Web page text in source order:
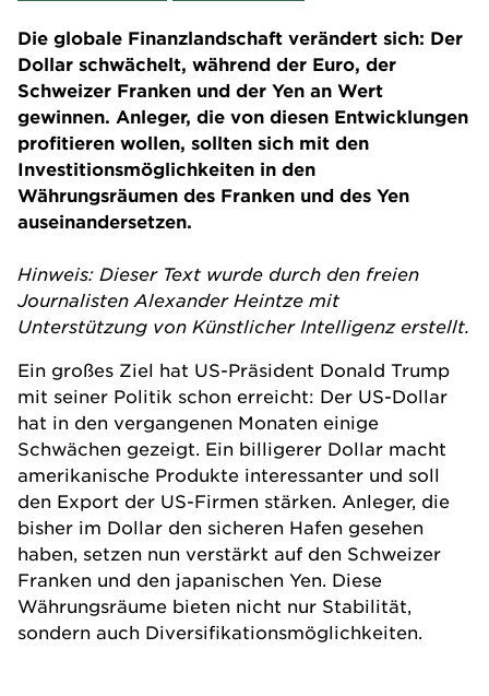
Die globale Finanzlandschaft verändert sich: Der
Dollar schwächelt, während der Euro, der
Schweizer Franken und der Yen an Wert
gewinnen. Anleger, die von diesen Entwicklungen
profitieren wollen, sollten sich mit den
Investitionsmöglichkeiten in den
Währungsräumen des Franken und des Yen
auseinandersetzen.
Hinweis: Dieser Text wurde durch den freien
Journalisten Alexander Heintze mit
Unterstützung von Künstlicher Intelligenz erstellt.
Ein großes Ziel hat US-Präsident Donald Trump
mit seiner Politik schon erreicht: Der US-Dollar
hat in den vergangenen Monaten einige
Schwächen gezeigt. Ein billigerer Dollar macht
amerikanische Produkte interessanter und soll
den Export der US-Firmen stärken. Anleger, die
bisher im Dollar den sicheren Hafen gesehen
haben, setzen nun verstärkt auf den Schweizer
Franken und den japanischen Yen. Diese
Währungsräume bieten nicht nur Stabilität,
sondern auch Diversifikationsmöglichkeiten.